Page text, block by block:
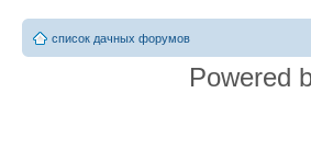
список дачных форумов
Powered